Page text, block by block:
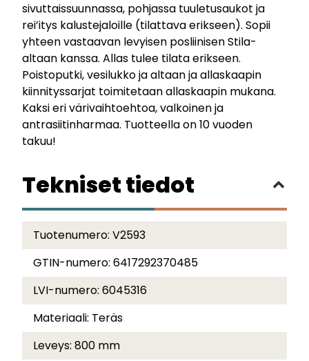
sivuttaissuunnassa, pohjassa tuuletusaukot ja
rei’itys kalustejaloille (tilattava erikseen). Sopii
yhteen vastaavan levyisen posliinisen Stila-
altaan kanssa. Allas tulee tilata erikseen.
Poistoputki, vesilukko ja altaan ja allaskaapin
kiinnityssarjat toimitetaan allaskaapin mukana.
Kaksi eri värivaihtoehtoa, valkoinen ja
antrasiitinharmaa. Tuotteella on 10 vuoden
takuu!
Tekniset tiedot
Tuotenumero: V2593
GTIN-numero: 6417292370485
LVI-numero: 6045316
Materiaali: Teräs
Leveys: 800 mm